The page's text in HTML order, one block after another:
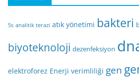
5s analitik terazi atık yönetimi bakteri
biyoteknoloji dezenfeksiyon
elektroforez Enerji verimliliği gen